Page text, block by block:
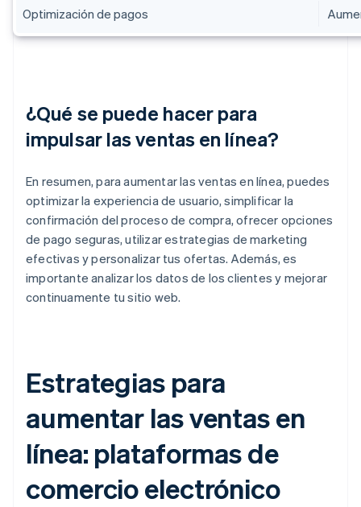
Optimización de pagos
¿Qué se puede hacer para
impulsar las ventas en línea?
En resumen, para aumentar las ventas en línea, puedes
optimizar la experiencia de usuario, simplificar la
confirmación del proceso de compra, ofrecer opciones
de pago seguras, utilizar estrategias de marketing
efectivas y personalizar tus ofertas. Además, es
importante analizar los datos de los clientes y mejorar
continuamente tu sitio web.
Estrategias para
aumentar las ventas en
línea: plataformas de
comercio electrónico